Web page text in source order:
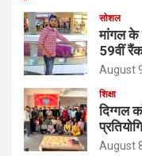
सोशल
मांगल के
59वीं
August
शिक्षा
दिग्गल
August